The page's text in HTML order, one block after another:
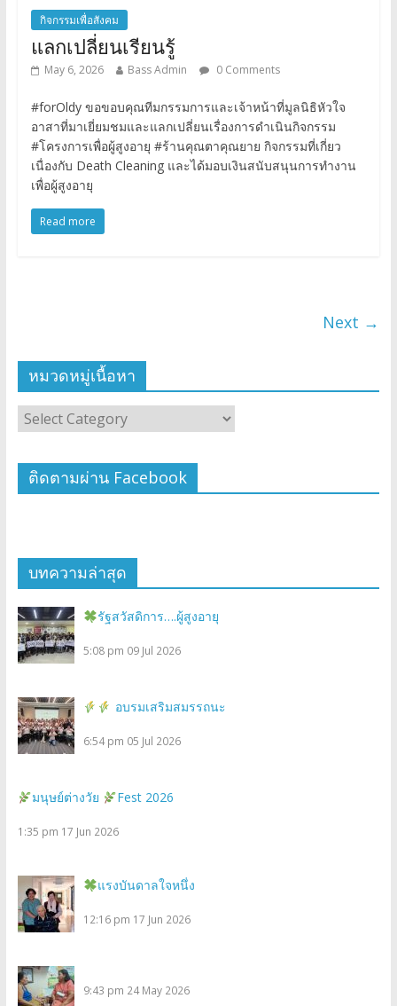
กิจกรรมเพื่อสังคม
แลกเปลี่ยนเรียนรู้
May 6, 2026 Bass Admin 0 Comments
#forOldy ขอขอบคุณทีมกรรมการและเจ้าหน้าที่มูลนิธิหัวใจ
อาสาที่มาเยี่ยมชมและแลกเปลี่ยนเรื่องการดำเนินกิจกรรม
#โครงการเพื่อผู้สูงอายุ #ร้านคุณตาคุณยาย กิจกรรมที่เกี่ยว
เนื่องกับ Death Cleaning และได้มอบเงินสนับสนุนการทำงาน
เพื่อผู้สูงอายุ
Read more
Next →
หมวดหมู่เนื้อหา
ติดตามผ่าน Facebook
บทความล่าสุด
รัฐสวัสดิการ….ผู้สูงอายุ
5:08 pm 09 Jul 2026
อบรมเสริมสมรรถนะ
6:54 pm 05 Jul 2026
มนุษย์ต่างวัย Fest 2026
1:35 pm 17 Jun 2026
แรงบันดาลใจหนึ่ง
12:16 pm 17 Jun 2026
9:43 pm 24 May 2026